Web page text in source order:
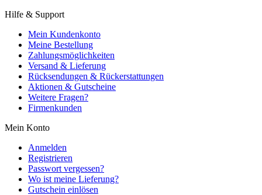
Hilfe & Support
Mein Kundenkonto
Meine Bestellung
Zahlungsmöglichkeiten
Versand & Lieferung
Rücksendungen & Rückerstattungen
Aktionen & Gutscheine
Weitere Fragen?
Firmenkunden
Mein Konto
Anmelden
Registrieren
Passwort vergessen?
Wo ist meine Lieferung?
Gutschein einlösen